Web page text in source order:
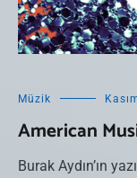
Müzik
American
Burak Aydın’ın